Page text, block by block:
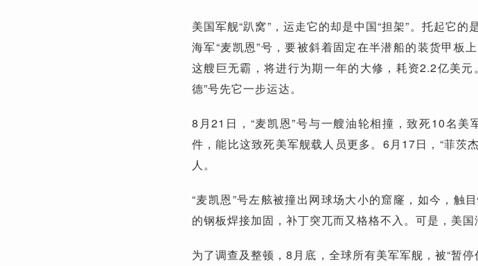
美国军舰“趴窝”，运走它的却是中国“担架”。托起它
海军“麦凯恩”号，要被斜着固定在半潜船的装货甲板
这艘巨无霸，将进行为期一年的大修，耗资2.2亿美
德”号先它一步运达。
8月21日，“麦凯恩”号与一艘油轮相撞，致死10名
件，能比这致死美军舰载人员更多。6月17日，“菲茨
人。
“麦凯恩”号左舷被撞出网球场大小的窟窿，如今，触
的钢板焊接加固，补丁突兀而又格格不入。可是，美
为了调查及整顿，8月底，全球所有美军军舰，被“暂